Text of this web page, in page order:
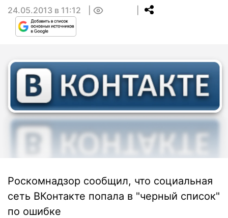
24.05.2013 в 11:12
Роскомнадзор сообщил, что социальная
сеть ВКонтакте попала в "черный список"
по ошибке